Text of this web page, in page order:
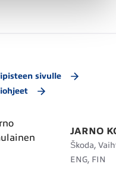
sivulle
JARNO
Škoda,
ENG, FIN